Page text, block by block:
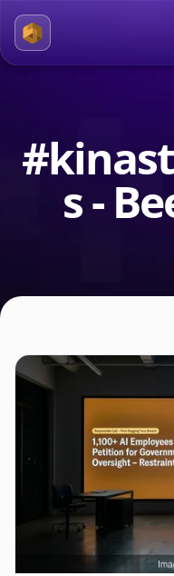
s -